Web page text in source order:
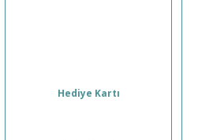
Hediye Kartı